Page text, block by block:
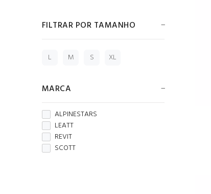
FILTRAR POR TAMANHO
L M S XL
MARCA
ALPINESTARS
LEATT
REVIT
SCOTT